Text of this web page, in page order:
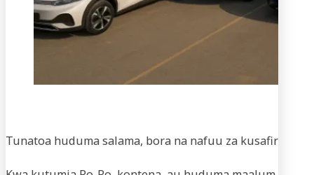
Tunatoa huduma salama, bora na nafuu za kusafirisha